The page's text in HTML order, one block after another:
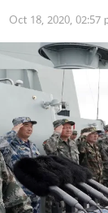
Oct 18, 2020, 02:57